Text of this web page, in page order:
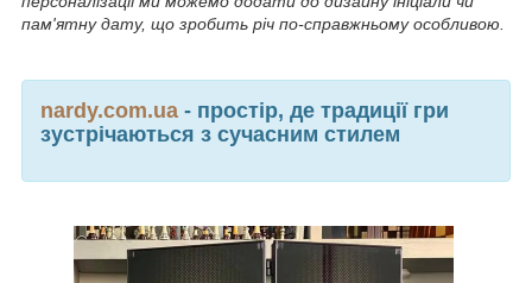
пам'ятну дату, що зробить річ по-справжньому особливою.
nardy.com.ua - простір, де традиції гри
зустрічаються з сучасним стилем